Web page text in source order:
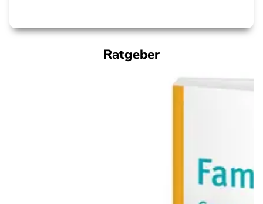
Ratgeber